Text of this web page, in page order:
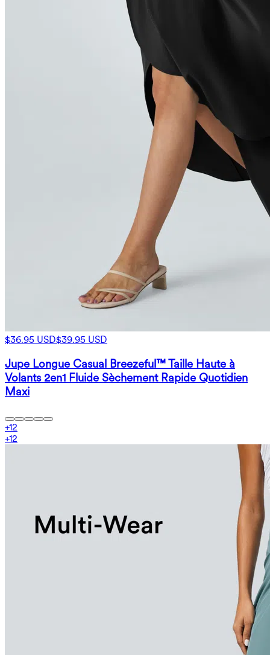
$36.95 USD$39.95 USD
Jupe Longue Casual Breezeful™ Taille Haute à
Volants 2en1 Fluide Sèchement Rapide Quotidien
Maxi
+12
+12